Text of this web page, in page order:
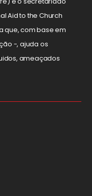
Aid to the Church
que, com base em
-, ajuda os
ameaçados